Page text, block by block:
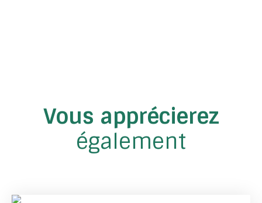
Vous apprécierez
également